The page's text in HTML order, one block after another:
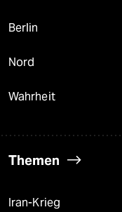
Berlin
Nord
Wahrheit
Themen
Iran-Krieg